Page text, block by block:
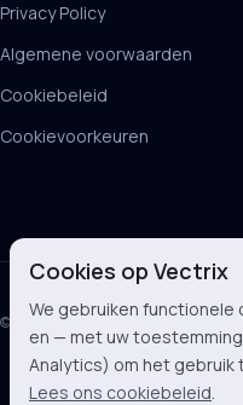
Privacy Policy
Algemene voorwaarden
Cookiebeleid
Cookievoorkeuren
© 2026 Vectrix BV
Cookies op Vectrix
We gebruiken
en — met uw
Analytics) om het
Lees ons cookiebeleid.